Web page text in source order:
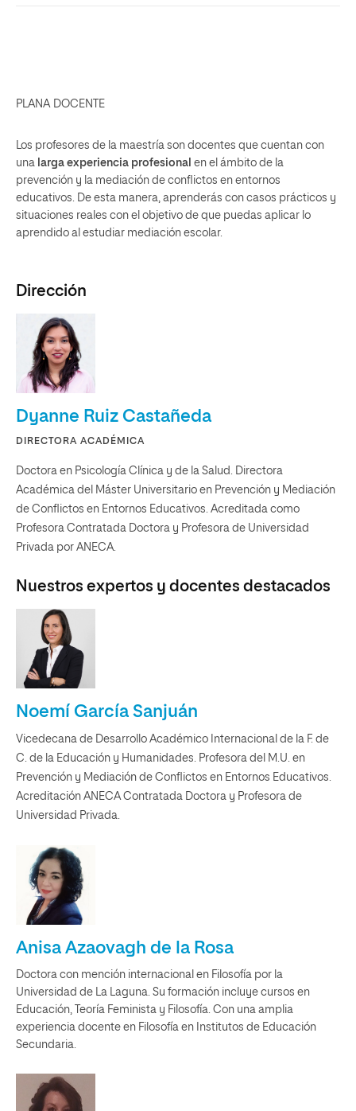
PLANA DOCENTE
Los profesores de la maestría son docentes que cuentan con
una larga experiencia profesional en el ámbito de la
prevención y la mediación de conflictos en entornos
educativos. De esta manera, aprenderás con casos prácticos y
situaciones reales con el objetivo de que puedas aplicar lo
aprendido al estudiar mediación escolar.
Dirección
Dyanne Ruiz Castañeda
DIRECTORA ACADÉMICA
Doctora en Psicología Clínica y de la Salud. Directora
Académica del Máster Universitario en Prevención y Mediación
de Conflictos en Entornos Educativos. Acreditada como
Profesora Contratada Doctora y Profesora de Universidad
Privada por ANECA.
Nuestros expertos y docentes destacados
Noemí García Sanjuán
Vicedecana de Desarrollo Académico Internacional de la F. de
C. de la Educación y Humanidades. Profesora del M.U. en
Prevención y Mediación de Conflictos en Entornos Educativos.
Acreditación ANECA Contratada Doctora y Profesora de
Universidad Privada.
Anisa Azaovagh de la Rosa
Doctora con mención internacional en Filosofía por la
Universidad de La Laguna. Su formación incluye cursos en
Educación, Teoría Feminista y Filosofía. Con una amplia
experiencia docente en Filosofía en Institutos de Educación
Secundaria.